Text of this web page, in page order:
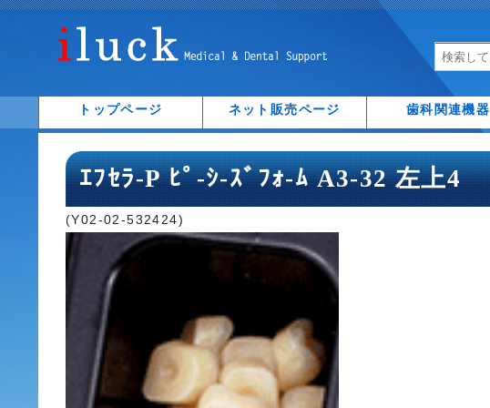
トップページ ネット販売ページ 歯科関連機器
ｴﾌｾﾗ-P ﾋﾟ-ｼ-ｽﾞﾌｫ-ﾑ A3-32 左上4
(Y02-02-532424)